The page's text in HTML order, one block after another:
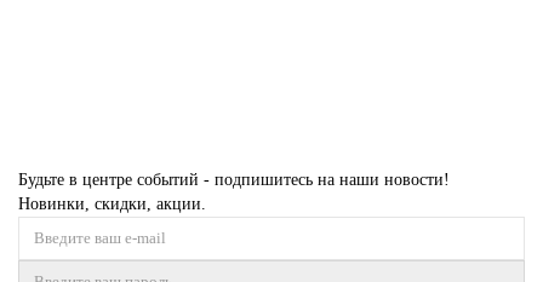
Будьте в центре событий - подпишитесь на наши новости!
Новинки, скидки, акции.